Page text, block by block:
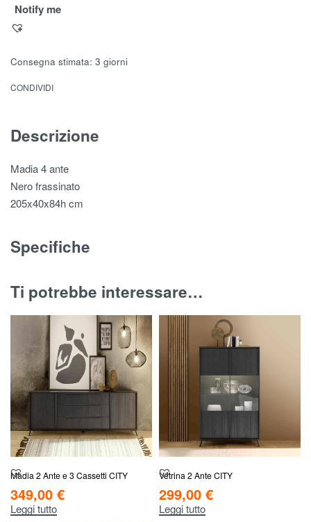
Notify me
Consegna stimata: 3 giorni
CONDIVIDI
Descrizione
Madia 4 ante
Nero frassinato
205x40x84h cm
Specifiche
Ti potrebbe interessare…
Madia 2 Ante e 3 Cassetti CITY
349,00 €
Leggi tutto
Vetrina 2 Ante CITY
299,00 €
Leggi tutto